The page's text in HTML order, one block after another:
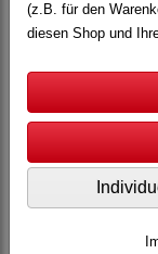
(z.B. für den
diesen Shop und